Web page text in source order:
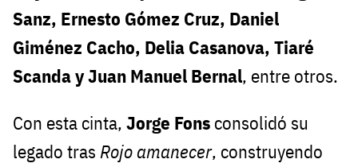
Sanz, Ernesto Gómez Cruz, Daniel
Giménez Cacho, Delia Casanova, Tiaré
Scanda y Juan Manuel Bernal, entre otros.
Con esta cinta, Jorge Fons consolidó su
legado tras Rojo amanecer, construyendo